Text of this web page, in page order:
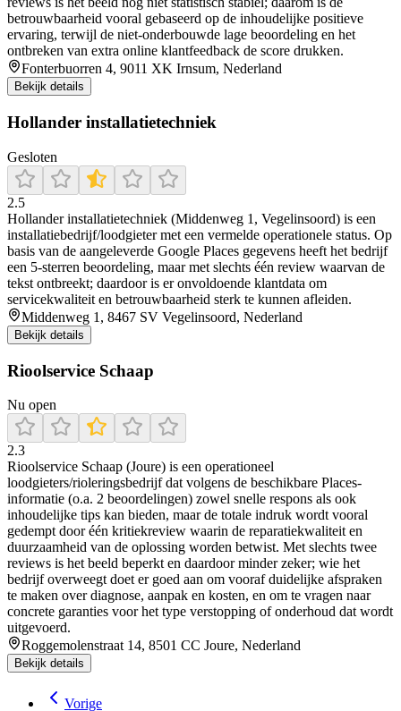
betrouwbaarheid vooral gebaseerd op de inhoudelijke positieve
ervaring, terwijl de niet-onderbouwde lage beoordeling en het
ontbreken van extra online klantfeedback de score drukken.
Fonterbuorren 4, 9011 XK Irnsum, Nederland
Bekijk details
Hollander installatietechniek
Gesloten
2.5
Hollander installatietechniek (Middenweg 1, Vegelinsoord) is een
installatiebedrijf/loodgieter met een vermelde operationele status. Op
basis van de aangeleverde Google Places gegevens heeft het bedrijf
een 5-sterren beoordeling, maar met slechts één review waarvan de
tekst ontbreekt; daardoor is er onvoldoende klantdata om
servicekwaliteit en betrouwbaarheid sterk te kunnen afleiden.
Middenweg 1, 8467 SV Vegelinsoord, Nederland
Bekijk details
Rioolservice Schaap
Nu open
2.3
Rioolservice Schaap (Joure) is een operationeel
loodgieters/rioleringsbedrijf dat volgens de beschikbare Places-
informatie (o.a. 2 beoordelingen) zowel snelle respons als ook
inhoudelijke tips kan bieden, maar de totale indruk wordt vooral
gedempt door één kritiekreview waarin de reparatiekwaliteit en
duurzaamheid van de oplossing worden betwist. Met slechts twee
reviews is het beeld beperkt en daardoor minder zeker; wie het
bedrijf overweegt doet er goed aan om vooraf duidelijke afspraken
te maken over diagnose, aanpak en kosten, en om te vragen naar
concrete garanties voor het type verstopping of onderhoud dat wordt
uitgevoerd.
Roggemolenstraat 14, 8501 CC Joure, Nederland
Bekijk details
Vorige